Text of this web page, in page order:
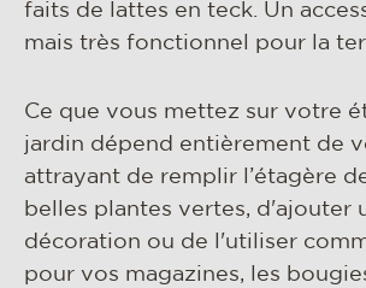
faits de lattes en teck. Un
mais très fonctionnel pour la
Ce que vous mettez sur votre
jardin dépend entièrement de
attrayant de remplir l’étagère
belles plantes vertes, d'ajouter
décoration ou de l'utiliser
pour vos magazines, les